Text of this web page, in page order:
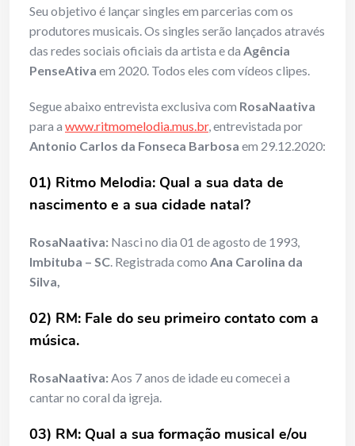
Seu objetivo é lançar singles em parcerias com os
produtores musicais. Os singles serão lançados através
das redes sociais oficiais da artista e da Agência
PenseAtiva em 2020. Todos eles com vídeos clipes.
Segue abaixo entrevista exclusiva com RosaNaativa
para a www.ritmomelodia.mus.br, entrevistada por
Antonio Carlos da Fonseca Barbosa em 29.12.2020:
01) Ritmo Melodia: Qual a sua data de
nascimento e a sua cidade natal?
RosaNaativa: Nasci no dia 01 de agosto de 1993,
Imbituba – SC. Registrada como Ana Carolina da
Silva,
02) RM: Fale do seu primeiro contato com a
música.
RosaNaativa:Aos 7 anos de idade eu comecei a
cantar no coral da igreja.
03) RM: Qual a sua formação musical e/ou